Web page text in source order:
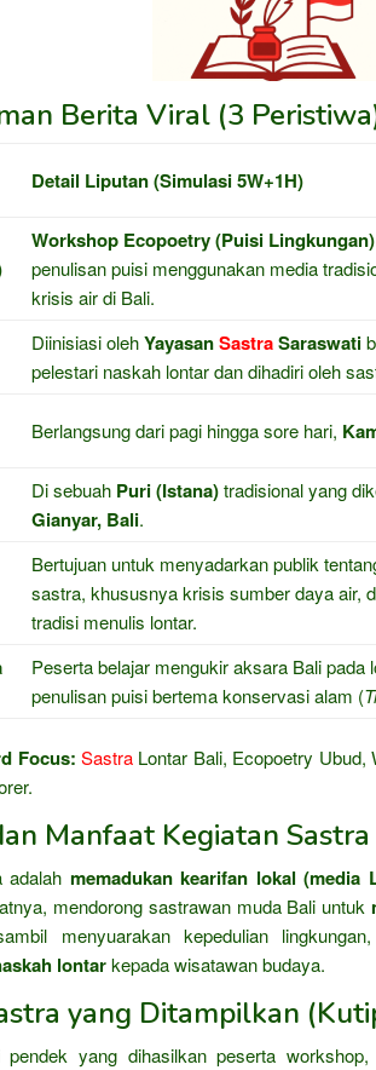
Berita Viral (3
Detail Liputan (Simulasi 5W+1H)
Workshop Ecopoetry (Puisi Lingkungan)
penulisan puisi menggunakan media
krisis air di Bali.
Diinisiasi olehYayasanSastraSaraswati
pelestari naskah lontar dan dihadiri oleh
Berlangsung dari pagi hingga sore hari,
Di sebuah Puri (Istana)tradisional yang
Gianyar, Bali.
Bertujuan untuk menyadarkan publik
sastra, khususnya krisis sumber daya air,
tradisi menulis lontar.
Peserta belajar mengukir aksara Bali pada
penulisan puisi bertema konservasi alam (
Focus: Sastra Lontar Bali, Ecopoetry
Manfaat Kegiatan Sastra
adalah memadukan kearifan lokal
mendorong sastrawan muda Bali untuk
menyuarakan kepedulian
lontarkepada wisatawan budaya.
yang Ditampilkan
pendek yang dihasilkan peserta workshop,